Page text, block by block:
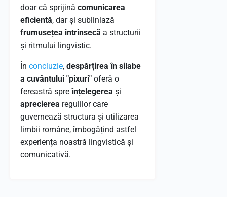
doar că sprijină comunicarea
eficientă, dar și subliniază
frumusețea intrinsecă a structurii
și ritmului lingvistic.
În concluzie, despărțirea în silabe
a cuvântului "pixuri" oferă o
fereastră spreînțelegerea și
aprecierea regulilor care
guvernează structura și utilizarea
limbii române, îmbogățind astfel
experiența noastră lingvistică și
comunicativă.